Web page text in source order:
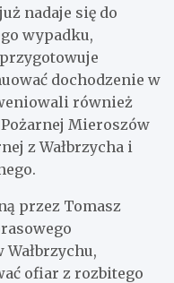
nadaje się do
wypadku,
dochodzenie w
również
Mieroszów
z Wałbrzycha i
przez Tomasz
ofiar z rozbitego